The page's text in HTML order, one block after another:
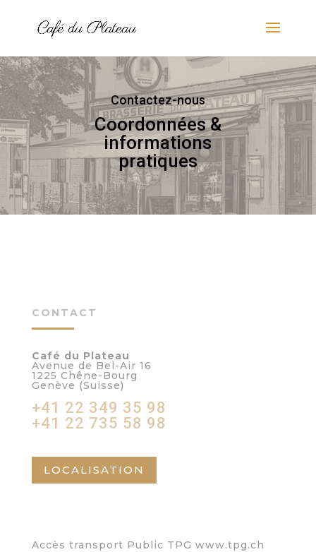
Contactez-nous
Coordonnées &
informations
pratiques
CONTACT
Café du Plateau
Avenue de Bel-Air 16
1225 Chêne-Bourg
Genève (Suisse)
+41 22 349 35 98
+41 22 735 58 98
LOCALISATION
Accès transport Public TPG www.tpg.ch